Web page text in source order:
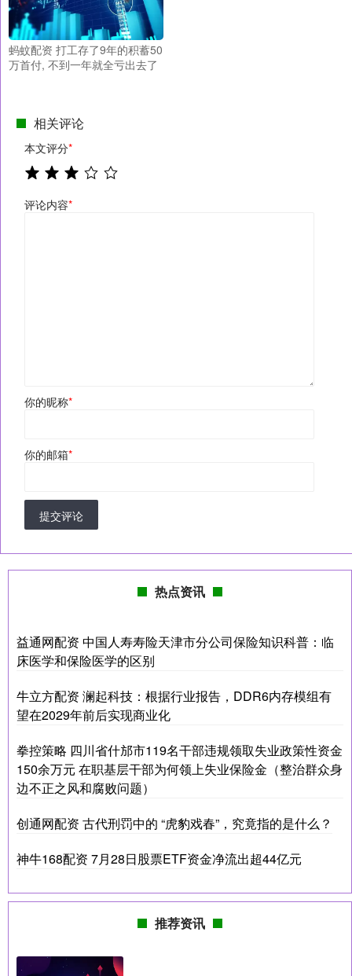
蚂蚊配资 打工存了9年的积蓄50
万首付, 不到一年就全亏出去了
相关评论
本文评分*
评论内容*
你的昵称*
你的邮箱*
提交评论
热点资讯
益通网配资 中国人寿寿险天津市分公司保险知识科普：临
床医学和保险医学的区别
牛立方配资 澜起科技：根据行业报告，DDR6内存模组有
望在2029年前后实现商业化
拳控策略 四川省什邡市119名干部违规领取失业政策性资金
150余万元 在职基层干部为何领上失业保险金（整治群众身
边不正之风和腐败问题）
创通网配资 古代刑罚中的 “虎豹戏春”，究竟指的是什么？
神牛168配资 7月28日股票ETF资金净流出超44亿元
推荐资讯